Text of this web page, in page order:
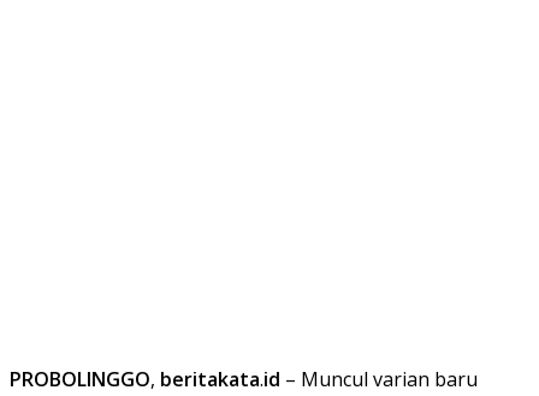
PROBOLINGGO, beritakata.id – Muncul varian baru